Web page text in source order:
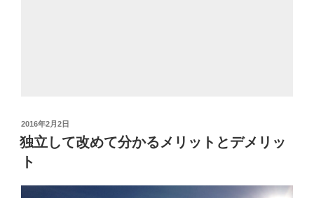
投
稿
日:
2016年2月2日
独立して改めて分かるメリットとデメリッ
ト